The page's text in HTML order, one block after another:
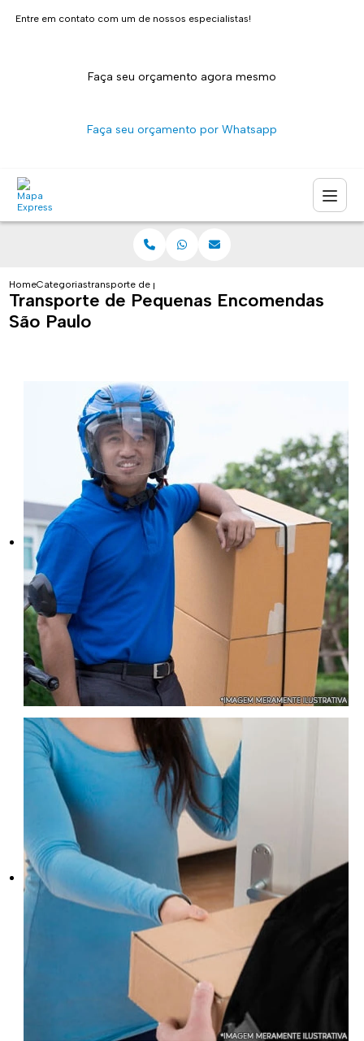
Entre em contato com um de nossos especialistas!
Faça seu orçamento agora mesmo
Faça seu orçamento por Whatsapp
HomeCategoriastransporte de pequenas encomendas sao paulo
Transporte de Pequenas Encomendas
São Paulo